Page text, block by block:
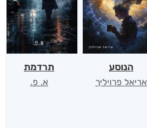
הנוסע
אריאל פרויליך
תרדמת
א. פ.